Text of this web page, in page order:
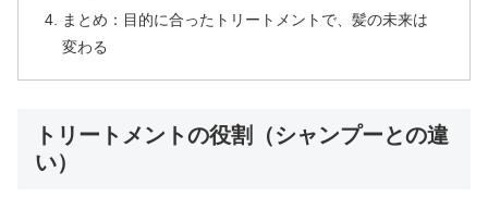
まとめ：目的に合ったトリートメントで、髪の未来は
変わる
トリートメントの役割（シャンプーとの違
い）